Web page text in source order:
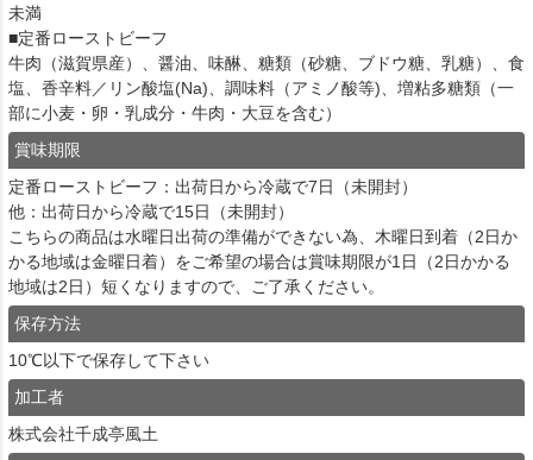
未満
■定番ローストビーフ
牛肉（滋賀県産）、醤油、味醂、糖類（砂糖、ブドウ糖、乳糖）、食
塩、香辛料／リン酸塩(Na)、調味料（アミノ酸等)、増粘多糖類（一
部に小麦・卵・乳成分・牛肉・大豆を含む）
賞味期限
定番ローストビーフ：出荷日から冷蔵で7日（未開封）
他：出荷日から冷蔵で15日（未開封）
こちらの商品は水曜日出荷の準備ができない為、木曜日到着（2日か
かる地域は金曜日着）をご希望の場合は賞味期限が1日（2日かかる
地域は2日）短くなりますので、ご了承ください。
保存方法
10℃以下で保存して下さい
加工者
株式会社千成亭風土